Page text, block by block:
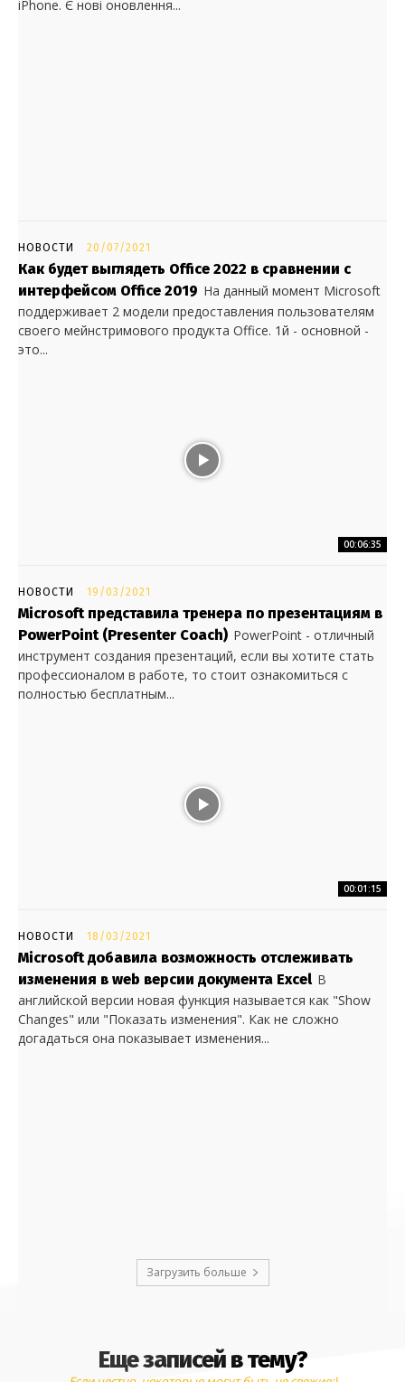
iPhone. Є нові оновлення...
НОВОСТИ 20/07/2021
Как будет выглядеть Office 2022 в сравнении с
интерфейсом Office 2019 На данный момент Microsoft
поддерживает 2 модели предоставления пользователям
своего мейнстримового продукта Office. 1й - основной -
это...
00:06:35
НОВОСТИ 19/03/2021
Microsoft представила тренера по презентациям в
PowerPoint (Presenter Coach) PowerPoint - отличный
инструмент создания презентаций, если вы хотите стать
профессионалом в работе, то стоит ознакомиться с
полностью бесплатным...
00:01:15
НОВОСТИ 18/03/2021
Microsoft добавила возможность отслеживать
изменения в web версии документа Excel В
английской версии новая функция называется как "Show
Changes" или "Показать изменения". Как не сложно
догадаться она показывает изменения...
Загрузить больше
Еще записей в тему?